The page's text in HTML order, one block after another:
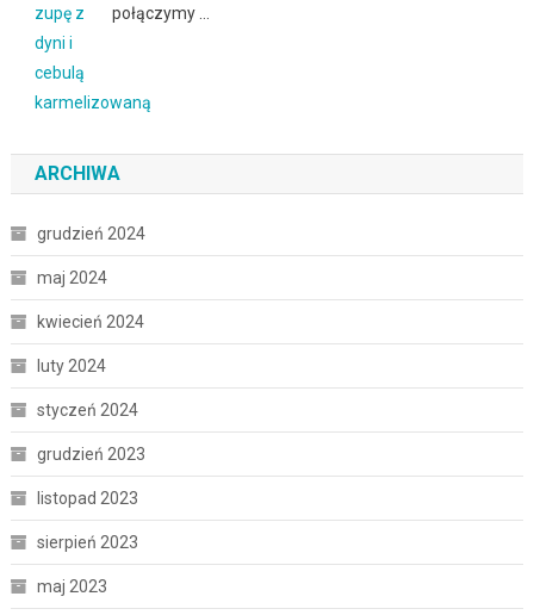
połączymy …
ARCHIWA
grudzień 2024
maj 2024
kwiecień 2024
luty 2024
styczeń 2024
grudzień 2023
listopad 2023
sierpień 2023
maj 2023